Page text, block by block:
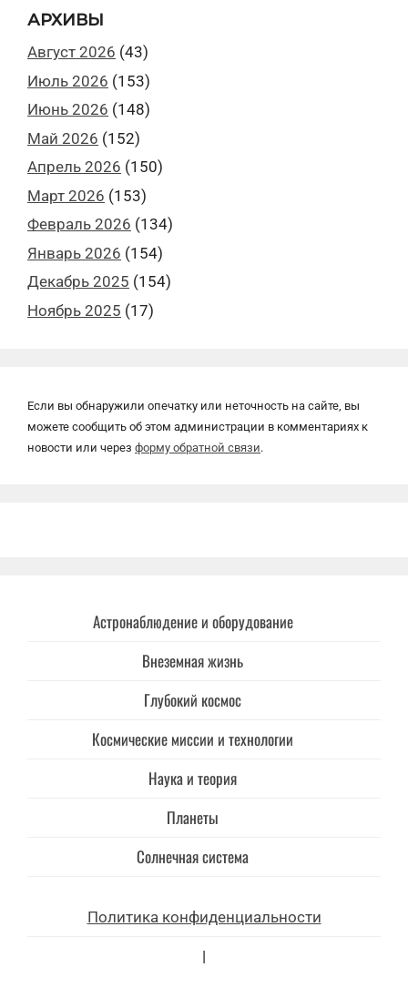
АРХИВЫ
Август 2026 (43)
Июль 2026 (153)
Июнь 2026 (148)
Май 2026 (152)
Апрель 2026 (150)
Март 2026 (153)
Февраль 2026 (134)
Январь 2026 (154)
Декабрь 2025 (154)
Ноябрь 2025 (17)
Если вы обнаружили опечатку или неточность на сайте, вы
можете сообщить об этом администрации в комментариях к
новости или через форму обратной связи.
Астронаблюдение и оборудование
Внеземная жизнь
Глубокий космос
Космические миссии и технологии
Наука и теория
Планеты
Солнечная система
Политика конфиденциальности
|